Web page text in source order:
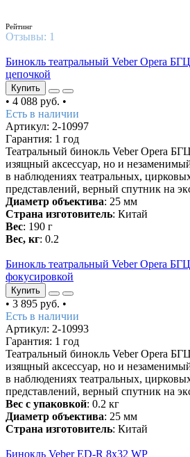
Рейтинг
Отзывы: 1
Бинокль театральный Veber Opera
цепочкой
Купить
• 4 088 руб. •
Есть в наличии
Артикул: 2-10997
Гарантия: 1 год
Театральный бинокль Veber Opera
изящный аксессуар, но и
в наблюдениях театральных,
представлений, верный спутник на
Диаметр объектива: 25 мм
Страна изготовитель: Китай
Вес: 190 г
Вес, кг: 0.2
Бинокль театральный Veber Opera
фокусировкой
Купить
• 3 895 руб. •
Есть в наличии
Артикул: 2-10993
Гарантия: 1 год
Театральный бинокль Veber Opera
изящный аксессуар, но и
в наблюдениях театральных,
представлений, верный спутник на
Вес с упаковкой: 0.2 кг
Диаметр объектива: 25 мм
Страна изготовитель: Китай
Бинокль Veber ED-R 8x32 WP